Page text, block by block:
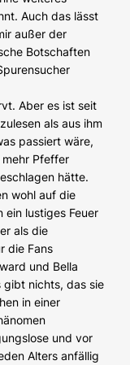
Auch das lässt
außer der
Botschaften
Aber es ist seit
als aus ihm
passiert wäre,
Pfeffer
hätte.
wohl auf die
ein lustiges Feuer
als die
die Fans
und Bella
gibt nichts, das sie
in einer
und vor
Alters anfällig